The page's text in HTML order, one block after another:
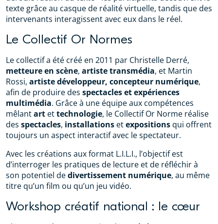
texte grâce au casque de réalité virtuelle, tandis que des
intervenants interagissent avec eux dans le réel.
Le Collectif Or Normes
Le collectif a été créé en 2011 par Christelle Derré,
metteure en scène, artiste transmédia, et Martin
Rossi, artiste développeur, concepteur numérique,
afin de produire des spectacles et expériences
multimédia. Grâce à une équipe aux compétences
mêlantart ettechnologie, le Collectif Or Norme réalise
des spectacles, installations etexpositions qui offrent
toujours un aspect interactif avec le spectateur.
Avec les créations aux format L.I.L.I., l’objectif est
d’interroger les pratiques de lecture et de réfléchir à
son potentiel dedivertissement numérique, au même
titre qu’un film ou qu’un jeu vidéo.
Workshop créatif national : le cœur